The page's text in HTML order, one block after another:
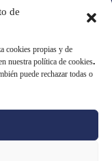
de
cookies propias y de
nuestra política de cookies.
puede rechazar todas o